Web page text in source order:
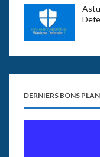
DERNIERS BONS